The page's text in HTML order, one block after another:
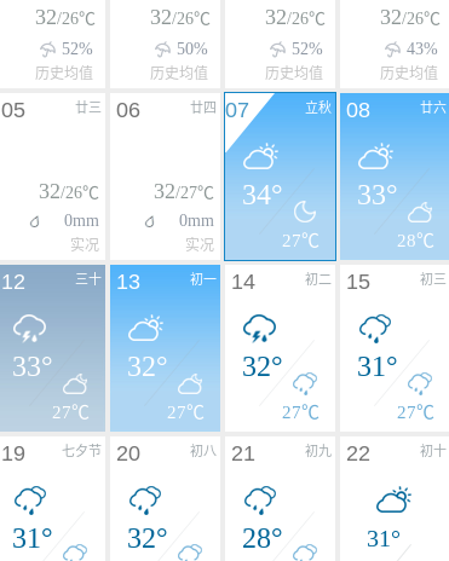
32/26℃
52%
历史均值
32/26℃
50%
历史均值
32/26℃
52%
历史均值
32/26℃
43%
历史均值
廿三
05
32/26℃
0mm
实况
廿四
06
32/27℃
0mm
实况
立秋
07
34°
27℃
廿六
08
33°
28℃
三十
12
33°
27℃
初一
13
32°
27℃
初二
14
32°
27℃
初三
15
31°
27℃
七夕节
19
31°
初八
20
32°
初九
21
28°
初十
22
31°